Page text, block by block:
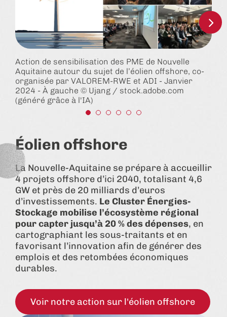
Action de sensibilisation des PME de Nouvelle
Aquitaine autour du sujet de l’éolien offshore, co-
organisée par VALOREM-RWE et ADI - Janvier
2024 - À gauche © Ujang / stock.adobe.com
(généré grâce à l'IA)
Éolien offshore
La Nouvelle-Aquitaine se prépare à accueillir
4 projets offshore d’ici 2040, totalisant 4,6
GW et près de 20 milliards d’euros
d’investissements. Le Cluster Énergies-
Stockage mobilise l’écosystème régional
pour capter jusqu’à 20 % des dépenses, en
cartographiant les sous-traitants et en
favorisant l’innovation afin de générer des
emplois et des retombées économiques
durables.
Voir notre action sur l'éolien offshore